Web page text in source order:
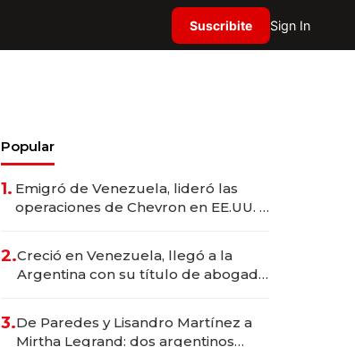
Suscribite Sign In
Popular
1. Emigró de Venezuela, lideró las
operaciones de Chevron en EE.UU. y
2.Creció en Venezuela, llegó a la
Argentina con su título de abogado
marcas "fast premium"
3.De Paredes y Lisandro Martínez a
Mirtha Legrand: dos argentinos